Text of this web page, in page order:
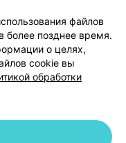
могут вызывать
ЖКТ, в том
указаний в
возникновения
с
высоких
связи с чем в
терапию с
файлов
более позднее время.
о целях,
cookie вы
обработки